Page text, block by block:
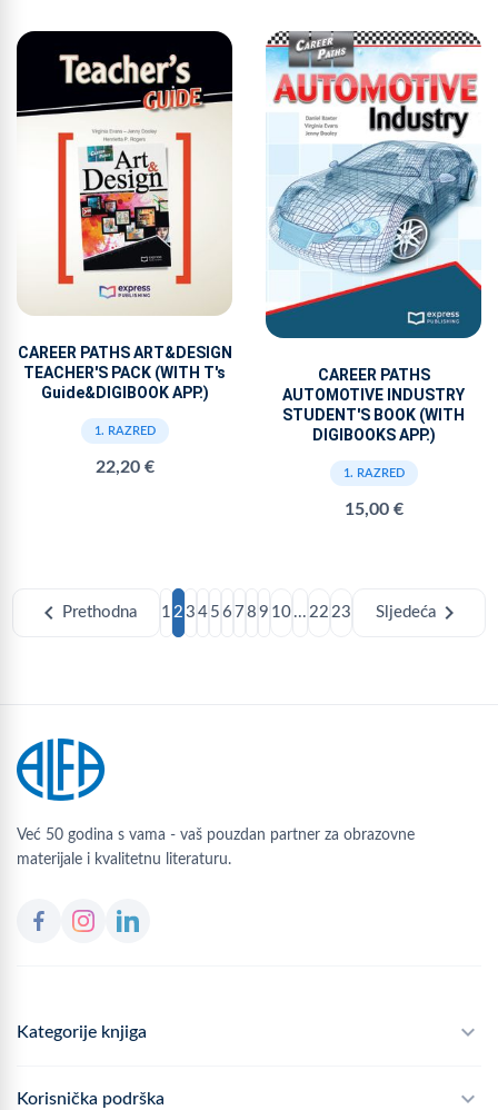
CAREER PATHS ART&DESIGN
TEACHER'S PACK (WITH T's
Guide&DIGIBOOK APP.)
1. RAZRED
22,20 €
CAREER PATHS
AUTOMOTIVE INDUSTRY
STUDENT'S BOOK (WITH
DIGIBOOKS APP.)
1. RAZRED
15,00 €
chevron_left Prethodna 1 2 3 4 5 6 7 8 9 10 ... 22 23 Sljedeća chevron_right
Već 50 godina s vama - vaš pouzdan partner za obrazovne
materijale i kvalitetnu literaturu.
Kategorije knjiga
Školski program
Korisnička podrška